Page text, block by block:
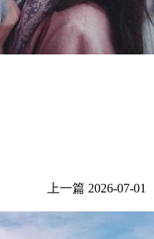
上一篇 2026-07-01